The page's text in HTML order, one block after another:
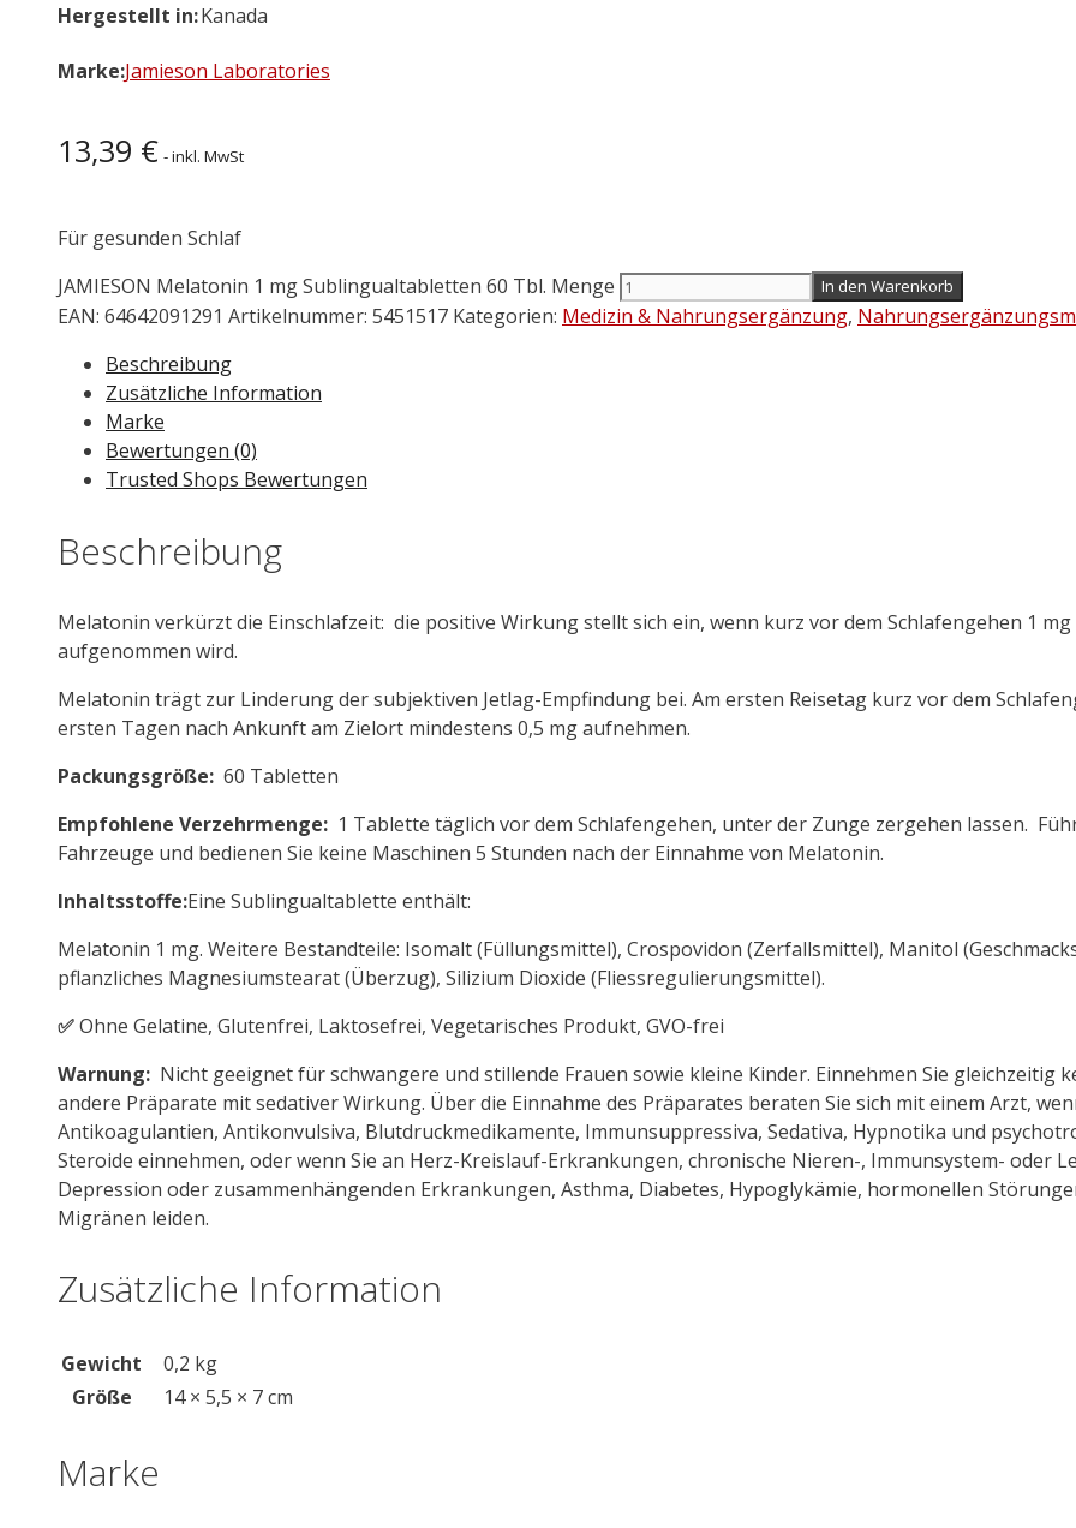
Hergestellt in:Kanada
Marke:Jamieson Laboratories
13,39 € - inkl. MwSt
Für gesunden Schlaf
JAMIESON Melatonin 1 mg Sublingualtabletten 60 Tbl. Menge
In den Warenkorb
EAN: 64642091291 Artikelnummer: 5451517 Kategorien: Medizin & Nahrungsergänzung,
Beschreibung
Zusätzliche Information
Marke
Bewertungen (0)
Trusted Shops Bewertungen
Beschreibung
Melatonin verkürzt die Einschlafzeit: die positive Wirkung stellt sich ein, wenn kurz vor dem Schlafengehen 1
aufgenommen wird.
Melatonin trägt zur Linderung der subjektiven Jetlag-Empfindung bei. Am ersten Reisetag kurz vor dem
ersten Tagen nach Ankunft am Zielort mindestens 0,5 mg aufnehmen.
Packungsgröße: 60 Tabletten
Empfohlene Verzehrmenge: 1 Tablette täglich vor dem Schlafengehen, unter der Zunge zergehen lassen.
Fahrzeuge und bedienen Sie keine Maschinen 5 Stunden nach der Einnahme von Melatonin.
Inhaltsstoffe:Eine Sublingualtablette enthält:
Melatonin 1 mg. Weitere Bestandteile: Isomalt (Füllungsmittel), Crospovidon (Zerfallsmittel), Manitol
pflanzliches Magnesiumstearat (Überzug), Silizium Dioxide (Fliessregulierungsmittel).
✅Ohne Gelatine, Glutenfrei, Laktosefrei, Vegetarisches Produkt, GVO-frei
Warnung: Nicht geeignet für schwangere und stillende Frauen sowie kleine Kinder. Einnehmen Sie gleichzeitig
andere Präparate mit sedativer Wirkung. Über die Einnahme des Präparates beraten Sie sich mit einem Arzt,
Antikoagulantien, Antikonvulsiva, Blutdruckmedikamente, Immunsuppressiva, Sedativa, Hypnotika und
Steroide einnehmen, oder wenn Sie an Herz-Kreislauf-Erkrankungen, chronische Nieren-, Immunsystem- oder
Depression oder zusammenhängenden Erkrankungen, Asthma, Diabetes, Hypoglykämie, hormonellen
Migränen leiden.
Zusätzliche Information
Gewicht
0,2 kg
Größe
14 × 5,5 × 7 cm
Marke